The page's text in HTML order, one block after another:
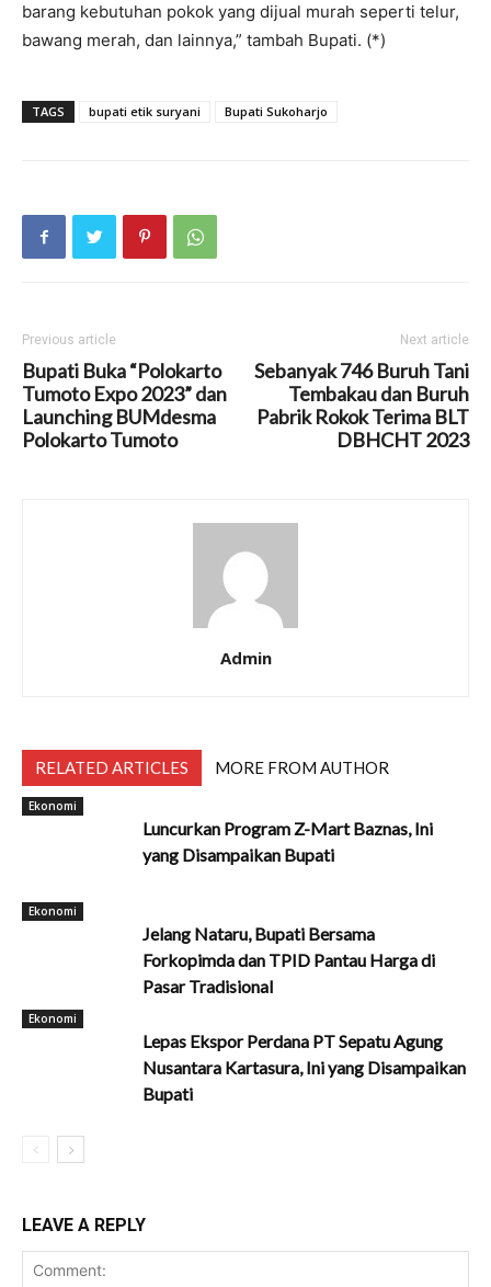
barang kebutuhan pokok yang dijual murah seperti telur,
bawang merah, dan lainnya,” tambah Bupati. (*)
TAGS bupati etik suryani Bupati Sukoharjo
Previous article
Bupati Buka “Polokarto
Tumoto Expo 2023” dan
Launching BUMdesma
Polokarto Tumoto
Next article
Sebanyak 746 Buruh Tani
Tembakau dan Buruh
Pabrik Rokok Terima BLT
DBHCHT 2023
Admin
RELATED ARTICLES MORE FROM AUTHOR
Ekonomi
Luncurkan Program Z-Mart Baznas, Ini
yang Disampaikan Bupati
Ekonomi
Jelang Nataru, Bupati Bersama
Forkopimda dan TPID Pantau Harga di
Pasar Tradisional
Ekonomi
Lepas Ekspor Perdana PT Sepatu Agung
Nusantara Kartasura, Ini yang Disampaikan
Bupati
LEAVE A REPLY